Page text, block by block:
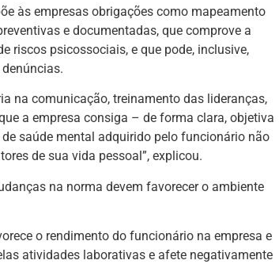
às empresas obrigações como mapeamento
e documentadas, que comprove a
riscos psicossociais, e que pode, inclusive,
na comunicação, treinamento das lideranças,
a empresa consiga – de forma clara, objetiva
saúde mental adquirido pelo funcionário não
de sua vida pessoal”, explicou.
na norma devem favorecer o ambiente
o rendimento do funcionário na empresa e
atividades laborativas e afete negativamente